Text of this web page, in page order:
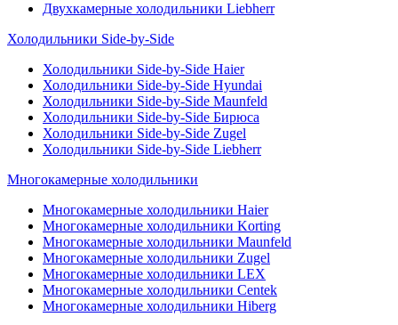
Двухкамерные холодильники Liebherr
Холодильники Side-by-Side
Холодильники Side-by-Side Haier
Холодильники Side-by-Side Hyundai
Холодильники Side-by-Side Maunfeld
Холодильники Side-by-Side Бирюса
Холодильники Side-by-Side Zugel
Холодильники Side-by-Side Liebherr
Многокамерные холодильники
Многокамерные холодильники Haier
Многокамерные холодильники Korting
Многокамерные холодильники Maunfeld
Многокамерные холодильники Zugel
Многокамерные холодильники LEX
Многокамерные холодильники Centek
Многокамерные холодильники Hiberg